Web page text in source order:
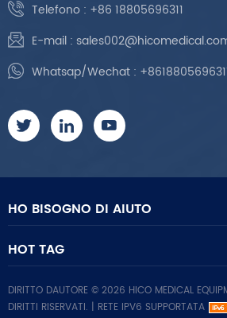
Telefono : +86 18805696311
E-mail :
Whatsap/Wechat :
HO BISOGNO DI AIUTO
HOT TAG
DIRITTO DAUTORE © 2026 HICO MEDICAL
DIRITTI RISERVATI. | RETE IPV6 SUPPORTATA